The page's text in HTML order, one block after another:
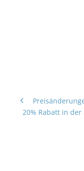
20% Rabatt in der